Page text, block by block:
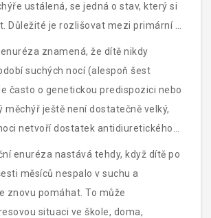
ustálená, se jedná o stav, který si
Důležité je rozlišovat mezi primární a
tohoto problému.
znamená, že dítě nikdy
suchých nocí (alespoň šest
často o genetickou predispozici nebo
měchýř ještě není dostatečně velký,
netvoří dostatek antidiuretického
který snižuje tvorbu moči.
enuréza nastává tehdy, když dítě po
měsíců nespalo v suchu a
znovu pomáhat. To může
situaci ve škole, doma,